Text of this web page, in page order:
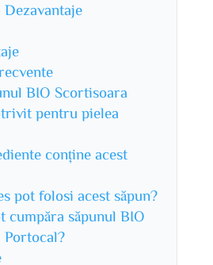
Dezavantaje
BIO Scortisoara
pentru pielea
conține acest
pot folosi acest săpun?
cumpăra săpunul BIO
Portocal?